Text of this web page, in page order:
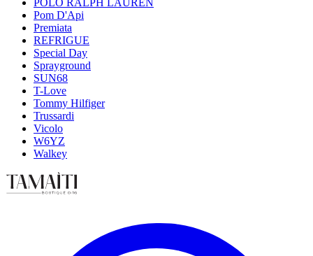
POLO RALPH LAUREN
Pom D'Api
Premiata
REFRIGUE
Special Day
Sprayground
SUN68
T-Love
Tommy Hilfiger
Trussardi
Vicolo
W6YZ
Walkey